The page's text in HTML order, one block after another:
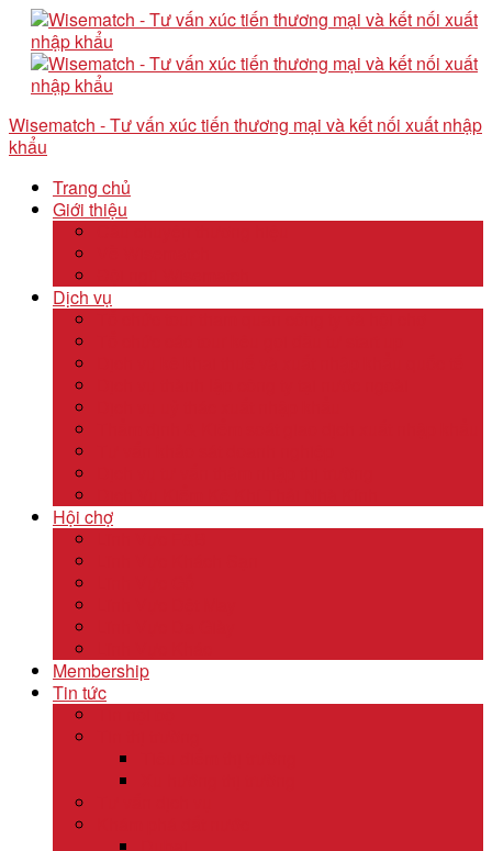
Wisematch - Tư vấn xúc tiến thương mại và kết nối xuất nhập
khẩu
Trang chủ
Giới thiệu
Dịch vụ
Hội chợ
Membership
Tin tức